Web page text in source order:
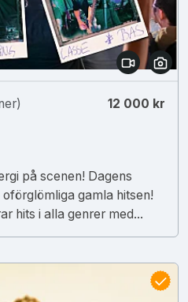
12 000 kr
på scenen! Dagens
gamla hitsen!
hits i alla genrer med...